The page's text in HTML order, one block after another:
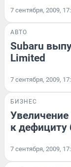
7 сентября, 2009,
АВТО
Subaru
Limited
7 сентября, 2009,
БИЗНЕС
к
7 сентября, 2009,